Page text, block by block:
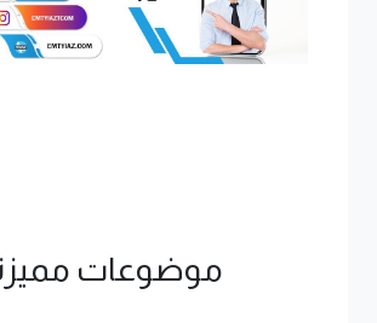
موضوعات